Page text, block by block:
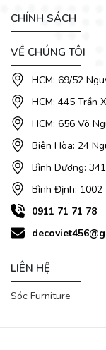
Mẫu sofa da thật
bạn sự đẳng cấp
đại đi kèm tone
cấp với độ bền
nhấn nổi bật cho
CHÍNH SÁCH
VỀ CHÚNG TÔI
HCM: 69/52
HCM: 445 Trần
HCM: 656 Võ
Biên Hòa: 24
Bình Dương:
Bình Định: 1002
0911 71 71 78
LIÊN HỆ
Sóc Furniture